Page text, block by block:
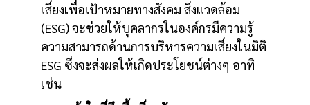
เสี่ยงเพื่อเป้าหมายทางสังคม สิ่งแวดล้อม
(ESG) จะช่วยให้บุคลากรในองค์กรมีความรู้
ความสามารถด้านการบริหารความเสี่ยงในมิติ
ESG ซึ่งจะส่งผลให้เกิดประโยชน์ต่างๆ อาทิ
เช่น